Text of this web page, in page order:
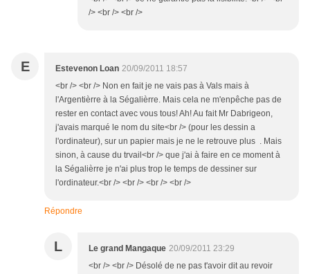
/> <br /> <br />
E Estevenon Loan 20/09/2011 18:57
<br /> <br /> Non en fait je ne vais pas à Vals mais à
l'Argentièrre à la Ségalièrre. Mais cela ne m'enpêche pas de
rester en contact avec vous tous! Ah! Au fait Mr Dabrigeon,
j'avais marqué le nom du site<br /> (pour les dessin a
l'ordinateur), sur un papier mais je ne le retrouve plus . Mais
sinon, à cause du trvail<br /> que j'ai à faire en ce moment à
la Ségalièrre je n'ai plus trop le temps de dessiner sur
l'ordinateur.<br /> <br /> <br /> <br />
Répondre
L Le grand Mangaque 20/09/2011 23:29
<br /> <br /> Désolé de ne pas t'avoir dit au revoir